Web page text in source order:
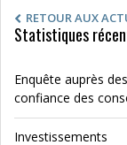
RETOUR AUX
Statistiques
Enquête auprès
confiance des
Investissements